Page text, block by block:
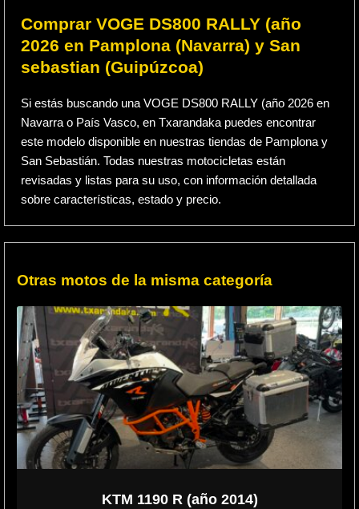
Comprar VOGE DS800 RALLY (año
2026 en Pamplona (Navarra) y San
sebastian (Guipúzcoa)
Si estás buscando una VOGE DS800 RALLY (año 2026 en
Navarra o País Vasco, en Txarandaka puedes encontrar
este modelo disponible en nuestras tiendas de Pamplona y
San Sebastián. Todas nuestras motocicletas están
revisadas y listas para su uso, con información detallada
sobre características, estado y precio.
Otras motos de la misma categoría
KTM 1190 R (año 2014)